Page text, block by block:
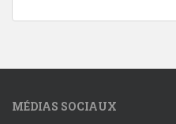
MÉDIAS SOCIAUX